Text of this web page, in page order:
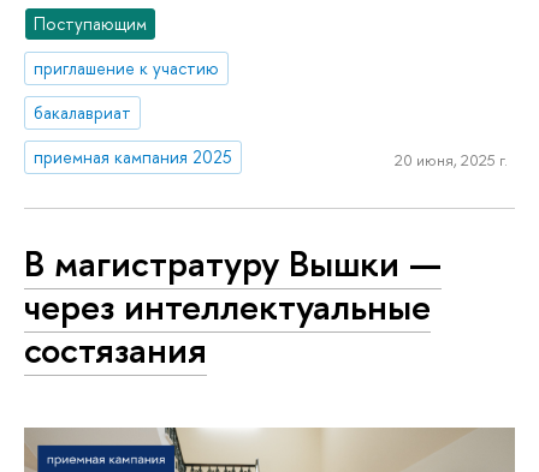
Поступающим
приглашение к участию
бакалавриат
приемная кампания 2025
20 июня, 2025 г.
В магистратуру Вышки —
через интеллектуальные
состязания